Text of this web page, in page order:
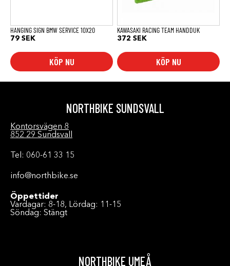
HANGING SIGN BMW SERVICE 10X20
79 SEK
KÖP NU
KAWASAKI RACING TEAM HANDDUK
372 SEK
KÖP NU
NORTHBIKE SUNDSVALL
Kontorsvägen 8
852 29 Sundsvall
Tel: 060-61 33 15
info@northbike.se
Öppettider
Vardagar: 8-18, Lördag: 11-15
Söndag: Stängt
NORTHBIKE UMEÅ